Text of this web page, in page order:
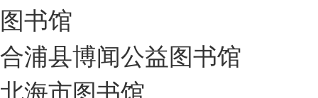
图书馆
合浦县博闻公益图书馆
北海市图书馆